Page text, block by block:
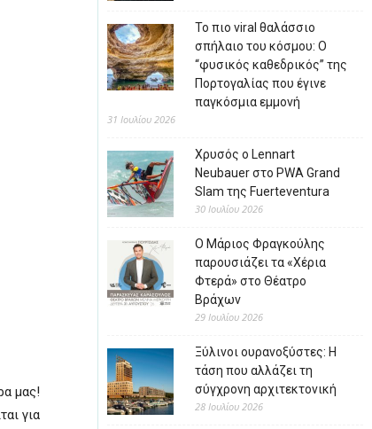
μας!
για
Το πιο viral θαλάσσιο
σπήλαιο του κόσμου: Ο
“φυσικός καθεδρικός” της
Πορτογαλίας που έγινε
παγκόσμια εμμονή
31 Ιουλίου 2026
Χρυσός ο Lennart
Neubauer στο PWA Grand
Slam της Fuerteventura
30 Ιουλίου 2026
Ο Μάριος Φραγκούλης
παρουσιάζει τα «Χέρια
Φτερά» στο Θέατρο
Βράχων
29 Ιουλίου 2026
Ξύλινοι ουρανοξύστες: Η
τάση που αλλάζει τη
σύγχρονη αρχιτεκτονική
28 Ιουλίου 2026